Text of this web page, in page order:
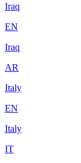
Iraq
EN
Iraq
AR
Italy
EN
Italy
IT